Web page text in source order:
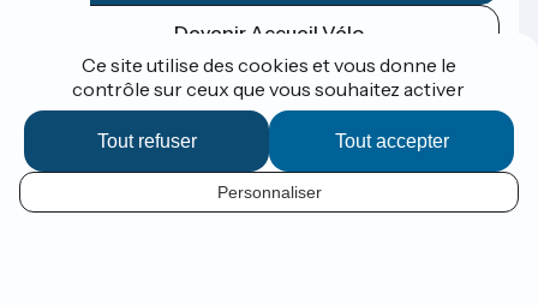
FR
Devenir Accueil Vélo
Financé dans le cadre de Destination France
Espace Presse
Ce site utilise des cookies et vous donne le
contrôle sur ceux que vous souhaitez activer
Tout accepter
Tout refuser
Personnaliser